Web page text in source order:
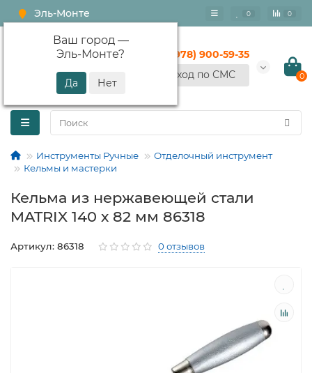
Эль-Монте
Ваш город —
Эль-Монте?
0 0
+7 (978) 900-59-35
Вход по СМС
0
Инструменты Ручные
Отделочный инструмент
Кельмы и мастерки
Кельма из нержавеющей стали
MATRIX 140 х 82 мм 86318
Артикул: 86318 0 отзывов